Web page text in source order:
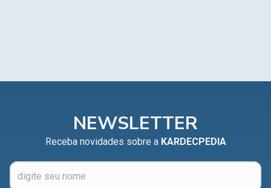
NEWSLETTER
Receba novidades sobre a KARDECPEDIA